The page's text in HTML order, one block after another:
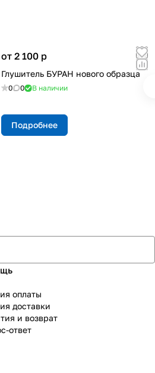
от 2 100 p
Глушитель БУРАН нового образца
0 0 В наличии
Подробнее
оплаты
доставки
и возврат
ответ